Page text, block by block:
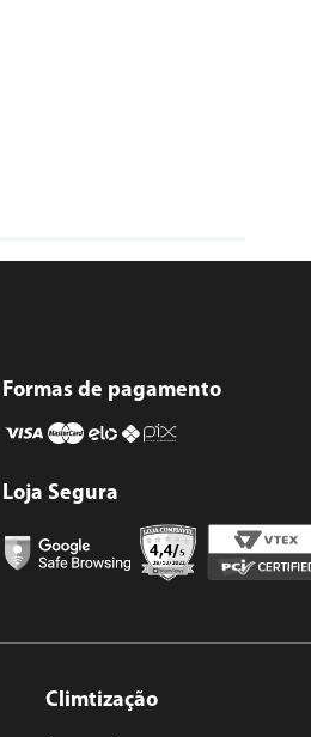
Formas de pagamento
Loja Segura
Climtização